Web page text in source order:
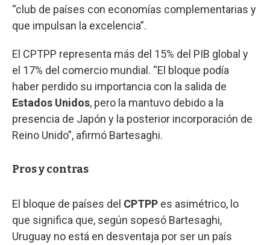
“club de países con economías complementarias y
que impulsan la excelencia”.
El CPTPP representa más del 15% del PIB global y
el 17% del comercio mundial. “El bloque podía
haber perdido su importancia con la salida de
Estados Unidos, pero la mantuvo debido a la
presencia de Japón y la posterior incorporación de
Reino Unido”, afirmó Bartesaghi.
Pros y contras
El bloque de países del CPTPP es asimétrico, lo
que significa que, según sopesó Bartesaghi,
Uruguay no está en desventaja por ser un país